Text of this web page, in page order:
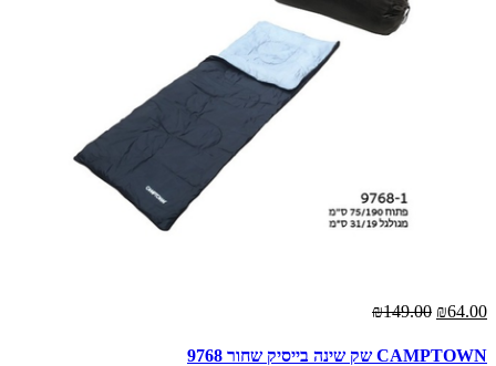
₪64.00
₪149.00
CAMPTOWN שק שינה בייסיק שחור 9768